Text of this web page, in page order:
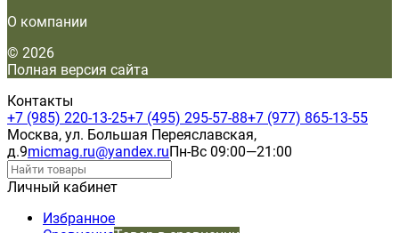
О компании
© 2026
Полная версия сайта
Контакты
+7 (985) 220-13-25+7 (495) 295-57-88+7 (977) 865-13-55
Москва, ул. Большая Переяславская,
д.9micmag.ru@yandex.ruПн-Вс 09:00—21:00
Личный кабинет
Избранное